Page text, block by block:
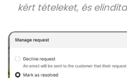
kért tételeket, és